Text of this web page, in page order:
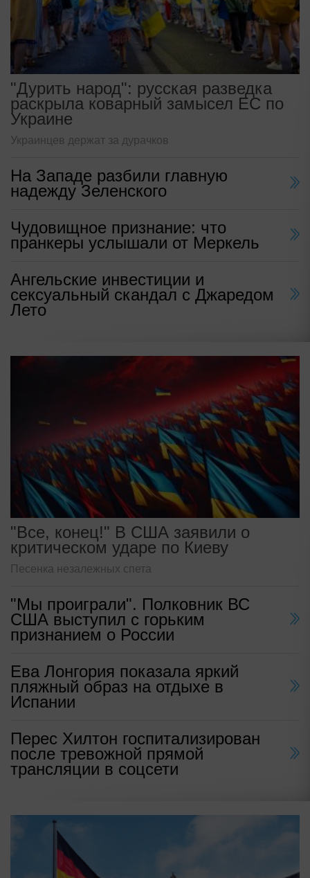
"Дурить народ": русская разведка
раскрыла коварный замысел ЕС по
Украине
Украинцев держат за дурачков
На Западе разбили главную
надежду Зеленского
Чудовищное признание: что
пранкеры услышали от Меркель
Ангельские инвестиции и
сексуальный скандал с Джаредом
Лето
"Все, конец!" В США заявили о
критическом ударе по Киеву
Песенка незалежных спета
"Мы проиграли". Полковник ВС
США выступил с горьким
признанием о России
Ева Лонгория показала яркий
пляжный образ на отдыхе в
Испании
Перес Хилтон госпитализирован
после тревожной прямой
трансляции в соцсети